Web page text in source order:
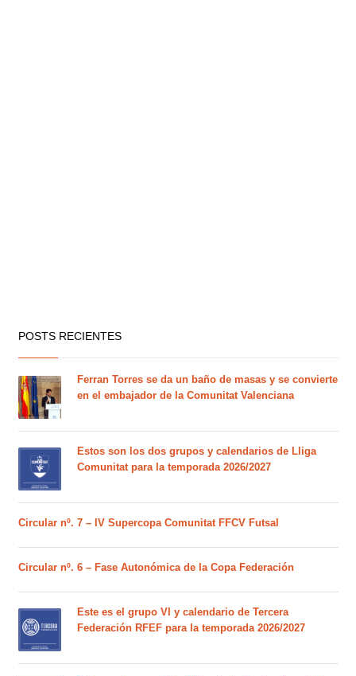
POSTS RECIENTES
Ferran Torres se da un baño de masas y se convierte
en el embajador de la Comunitat Valenciana
Estos son los dos grupos y calendarios de Lliga
Comunitat para la temporada 2026/2027
Circular nº. 7 – IV Supercopa Comunitat FFCV Futsal
Circular nº. 6 – Fase Autonómica de la Copa Federación
Este es el grupo VI y calendario de Tercera
Federación RFEF para la temporada 2026/2027